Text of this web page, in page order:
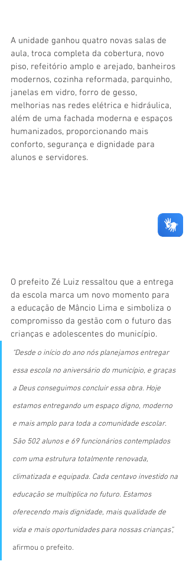
A unidade ganhou quatro novas salas de
aula, troca completa da cobertura, novo
piso, refeitório amplo e arejado, banheiros
modernos, cozinha reformada, parquinho,
janelas em vidro, forro de gesso,
melhorias nas redes elétrica e hidráulica,
além de uma fachada moderna e espaços
humanizados, proporcionando mais
conforto, segurança e dignidade para
alunos e servidores.
O prefeito Zé Luiz ressaltou que a entrega
da escola marca um novo momento para
a educação de Mâncio Lima e simboliza o
compromisso da gestão com o futuro das
crianças e adolescentes do município.
“Desde o início do ano nós planejamos entregar
essa escola no aniversário do município, e graças
a Deus conseguimos concluir essa obra. Hoje
estamos entregando um espaço digno, moderno
e mais amplo para toda a comunidade escolar.
São 502 alunos e 69 funcionários contemplados
com uma estrutura totalmente renovada,
climatizada e equipada. Cada centavo investido na
educação se multiplica no futuro. Estamos
oferecendo mais dignidade, mais qualidade de
vida e mais oportunidades para nossas crianças”,
afirmou o prefeito.